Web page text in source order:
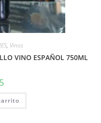
, Vinos
VINO ESPAÑOL 750ML